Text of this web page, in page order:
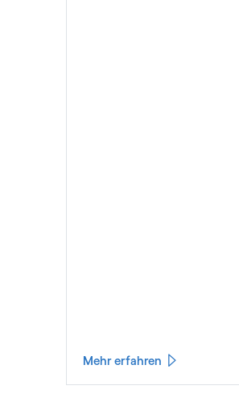
Mehr erfahren